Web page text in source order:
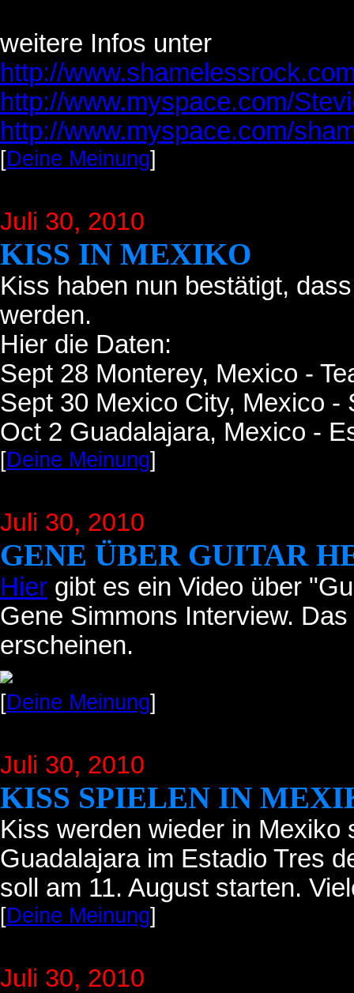
weitere Infos unter
http://
http://www.myspace.com/
http://www.myspace.com/
[Deine Meinung]
Juli 30, 2010
KISS IN MEXIKO
Kiss haben nun bestätigt,
werden.
Hier die Daten:
Sept 28 Monterey, Mexico -
Sept 30 Mexico City, Mexico -
Oct 2 Guadalajara, Mexico -
[Deine Meinung]
Juli 30, 2010
GENE ÜBER GUITAR
Hier gibt es ein Video über
Gene Simmons Interview.
erscheinen.
[Deine Meinung]
Juli 30, 2010
KISS SPIELEN IN
Kiss werden wieder in Mexiko
Guadalajara im Estadio Tres
soll am 11. August starten.
[Deine Meinung]
Juli 30, 2010